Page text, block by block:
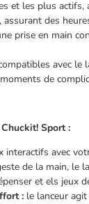
et les plus
des
prise en main
avec
de
Sport :
interactifs avec
de la main, le
et els jeux
: le lanceur